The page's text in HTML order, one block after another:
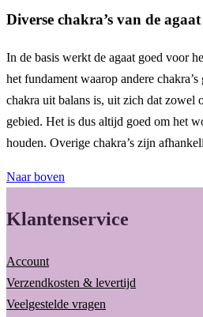
Diverse chakra’s van de agaat
In de basis werkt de agaat goed voor
het fundament waarop andere
chakra uit balans is, uit zich dat zowel
gebied. Het is dus altijd goed om het
houden. Overige chakra’s zijn
Naar boven
Klantenservice
Account
Verzendkosten & levertijd
Veelgestelde vragen